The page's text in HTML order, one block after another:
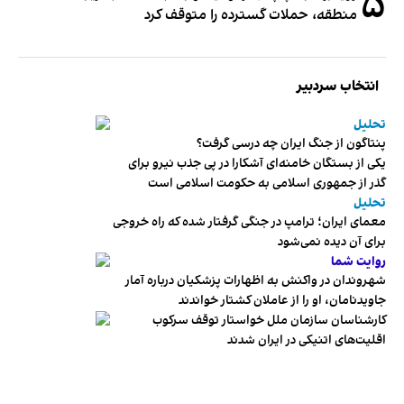
منطقه، حملات گسترده را متوقف کرد
انتخاب سردبیر
تحلیل
پنتاگون از جنگ ایران چه درسی گرفت؟
یکی از بستگان خامنه‌ای آشکارا در پی جذب نیرو برای
گذر از جمهوری اسلامی به حکومت اسلامی است
تحلیل
معمای ایران؛ ترامپ در جنگی گرفتار شده که راه خروجی
برای آن دیده نمی‌شود
روایت شما
شهروندان در واکنش به اظهارات پزشکیان درباره آمار
جاویدنامان، او را از عاملان کشتار خواندند
کارشناسان سازمان ملل خواستار توقف سرکوب
اقلیت‌های اتنیکی در ایران شدند